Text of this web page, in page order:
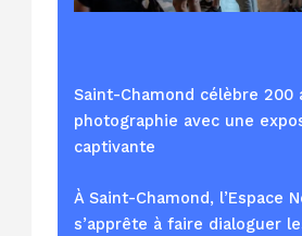
Saint-Chamond célèbre 200
photographie avec une
captivante
À Saint-Chamond, l’Espace
s’apprête à faire dialoguer